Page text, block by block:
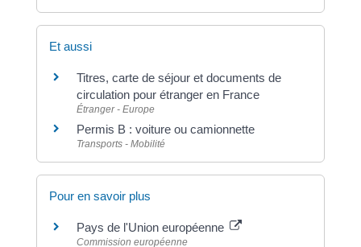
Et aussi
Titres, carte de séjour et documents de
circulation pour étranger en France
Étranger - Europe
Permis B : voiture ou camionnette
Transports - Mobilité
Pour en savoir plus
Pays de l'Union européenne
Commission européenne